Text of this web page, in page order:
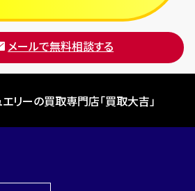
メールで無料相談する
リーの買取専門店「買取大吉」